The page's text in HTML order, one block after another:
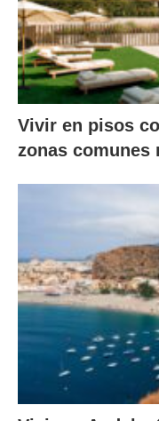
Vivir en pisos
zonas comunes